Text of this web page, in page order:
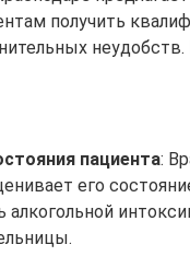
получить
пациента:
его